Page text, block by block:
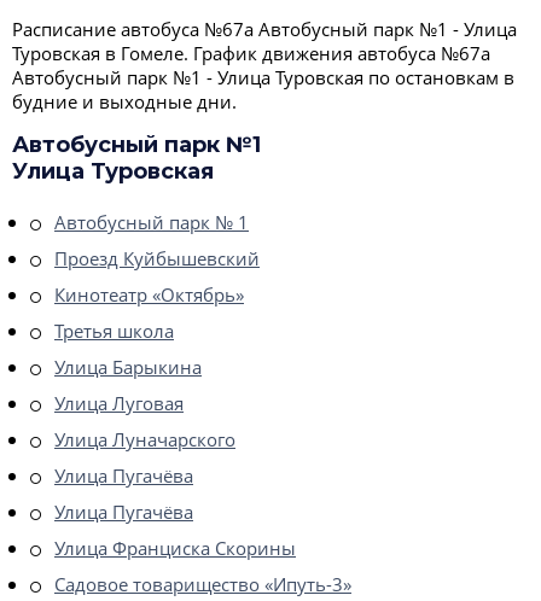
Расписание автобуса №67а Автобусный парк №1 - Улица
Туровская в Гомеле. График движения автобуса №67а
Автобусный парк №1 - Улица Туровская по остановкам в
будние и выходные дни.
Автобусный парк №1
Улица Туровская
Автобусный парк № 1
Проезд Куйбышевский
Кинотеатр «Октябрь»
Третья школа
Улица Барыкина
Улица Луговая
Улица Луначарского
Улица Пугачёва
Улица Пугачёва
Улица Франциска Скорины
Садовое товарищество «Ипуть-3»